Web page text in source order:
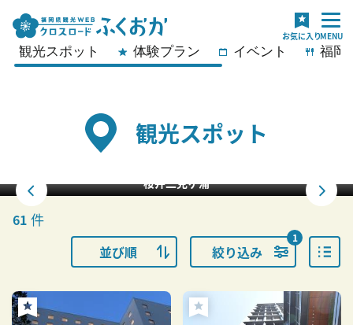
観光スポット 体験プラン イベント 福岡
観光スポット
福ふくの里の「
61 件
並び順 絞り込み
1